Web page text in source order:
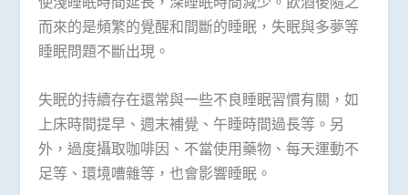
而來的是頻繁的覺醒和間斷的睡眠，失眠與多夢等
睡眠問題不斷出現。
失眠的持續存在還常與一些不良睡眠習慣有關，如
上床時間提早、週末補覺、午睡時間過長等。另
外，過度攝取咖啡因、不當使用藥物、每天運動不
足等、環境嘈雜等，也會影響睡眠。